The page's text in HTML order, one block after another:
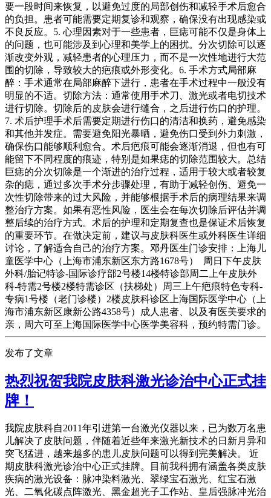
要一段时间来恢复，以避免过度的局部创伤和减轻手术后愈合
的负担。患者可能需要定期复诊和观察，确保没有出现感染或
不良反应。5. 心理因素对于一些患者，巨痣可能不仅是身体上
的问题，也可能涉及到心理和美学上的困扰。分次切除可以逐
渐改变外观，减轻患者的心理压力，而不是一次性地进行大范
围的切除，导致较大的疤痕或外形变化。6. 手术方式局部麻
醉：手术通常在局部麻醉下进行，患者在手术过程中一般没有
明显的不适。切除方法：通常使用手术刀、激光或者电切技术
进行切除。切除后的皮肤会进行缝合，之后进行伤口的护理。
7. 术后护理手术后需要定期进行伤口的清洁和换药，避免感染
和其他并发症。需要避免阳光暴晒，避免伤口受到外力刺激，
确保伤口能够顺利愈合。术后疤痕可能会逐渐消退，但也有可
能留下不同程度的痕迹，特别是如果痣的切除范围较大。总结
巨痣的分次切除是一个渐进的治疗过程，适用于较大或者较复
杂的痣，通过多次手术分步骤处理，有助于减轻创伤、避免一
次性切除带来的过大风险，并能够根据手术后的病理结果来调
整治疗方案。如果有恶性风险，医生会在每次切除后评估并调
整后续的治疗方式。术后的护理和定期复查也是保证术后恢复
的重要环节。在做决定前，建议与皮肤科医生或外科医生详细
讨论，了解适合自己的治疗方案。邓丹医生门诊安排：上海儿
童医学中心（上海市浦东新区东方路1678号） 周日下午皮肤
外科/胎记特诊-国际诊疗部2号楼14楼特诊部周二上午皮肤外
科-特需2号楼2楼特需诊区（扶梯处）周三上午疤痕特色专科-
专病1号楼（老门诊楼）2楼皮肤科诊区上海国际医学中心（上
海市浦东新区康新公路4358号）成人患者、以及有医美要求的
亲，周六可至上海国际医学中心医学美容科，预约特需门诊。
发布了文章
热烈祝贺我院皮肤科激光诊治中心正式挂
牌！
我院皮肤科自2011年引进第一台激光仪器以来，已为数万名患
儿解决了皮肤问题，伴随着近些年来激光新技术的日新月异和
突飞猛进，越来越多的患儿皮肤问题可以得到完美解决。 近
期皮肤科激光诊治中心正式挂牌。目前我科拥有涵盖各类皮肤
疾病的激光设备：脉冲染料激光、翠绿宝石激光、红宝石激
光、二氧化碳点阵激光、黑金超光子工作站、皇后强脉冲光治